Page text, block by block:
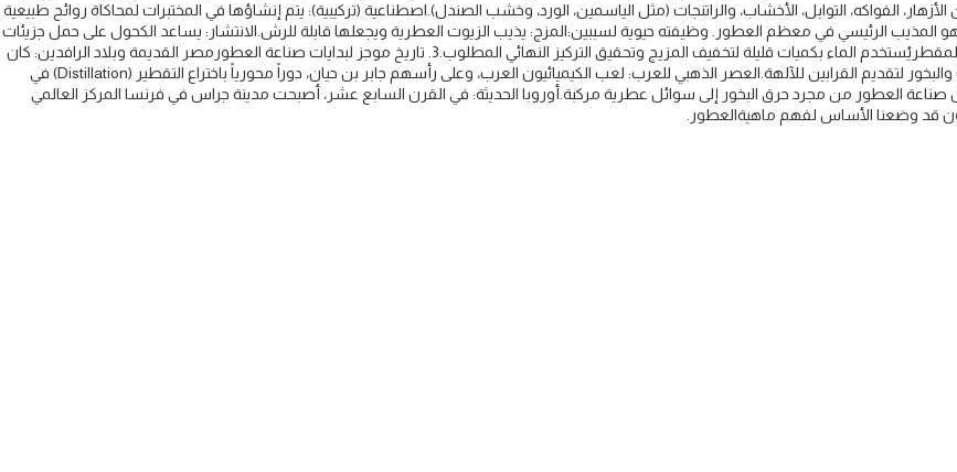
الفواكه، التوابل، الأخشاب، والراتنجات (مثل الياسمين، الورد، وخشب الصندل).​اصطناعية (تركيبية): يتم إنشاؤها في المختبرات لمحاكاة روائح طبيعية
المذيب الرئيسي في معظم العطور. وظيفته حيوية لسببين:​المزج: يذيب الزيوت العطرية ويجعلها قابلة للرش.​الانتشار: يساعد الكحول على حمل جزيئات
الرائحة وتبخيرها بسرعة عند ملامسة الجلد، مما يسمح لك باستنشاق العطر.​ج. الماء المقطر​يُستخدم الماء بكميات قليلة لتخفيف المزيج وتحقيق التركيز النهائي المطلوب.​3. تاريخ موجز لبدايات صناعة العطور​مصر القديمة وبلاد الرافدين: كان
أول استخدام مسجل للعطور للأغراض الدينية والاحتفالية، حيث كان يتم حرق الراتنجات والبخور لتقديم القرابين للآلهة.​العصر الذهبي للعرب: لعب الكيميائيون العرب، وعلى رأسهم جابر بن حيان، دوراً محورياً باختراع التقطير (Distillation) في
العطور من مجرد حرق البخور إلى سوائل عطرية مركبة.​أوروبا الحديثة: في القرن السابع عشر، أصبحت مدينة جراس في فرنسا المركز العالمي
قد وضعنا الأساس لفهم ماهيةالعطور.